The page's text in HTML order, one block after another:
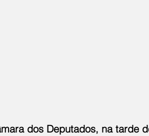
dos Deputados, na tarde